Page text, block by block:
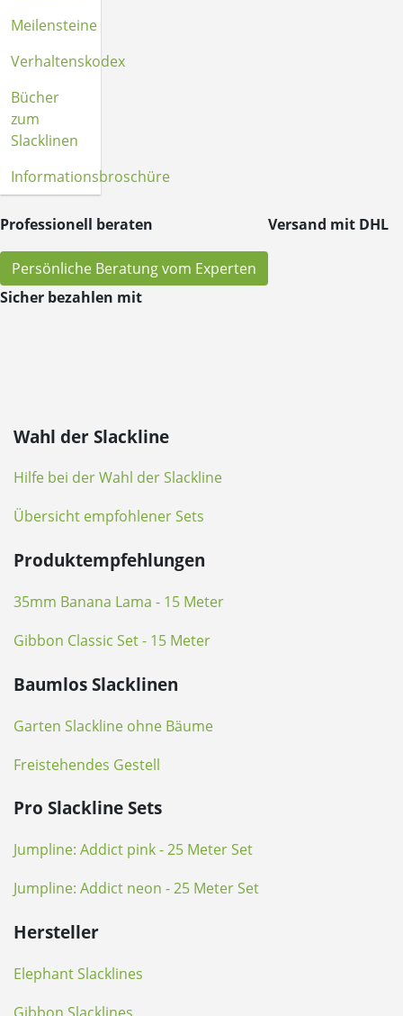
Meilensteine
Verhaltenskodex
Bücher
zum
Slacklinen
Informationsbroschüre
Professionell beraten
Persönliche Beratung vom Experten
Versand mit DHL
Sicher bezahlen mit
Wahl der Slackline
Hilfe bei der Wahl der Slackline
Übersicht empfohlener Sets
Produktempfehlungen
35mm Banana Lama - 15 Meter
Gibbon Classic Set - 15 Meter
Baumlos Slacklinen
Garten Slackline ohne Bäume
Freistehendes Gestell
Pro Slackline Sets
Jumpline: Addict pink - 25 Meter Set
Jumpline: Addict neon - 25 Meter Set
Hersteller
Elephant Slacklines
Gibbon Slacklines